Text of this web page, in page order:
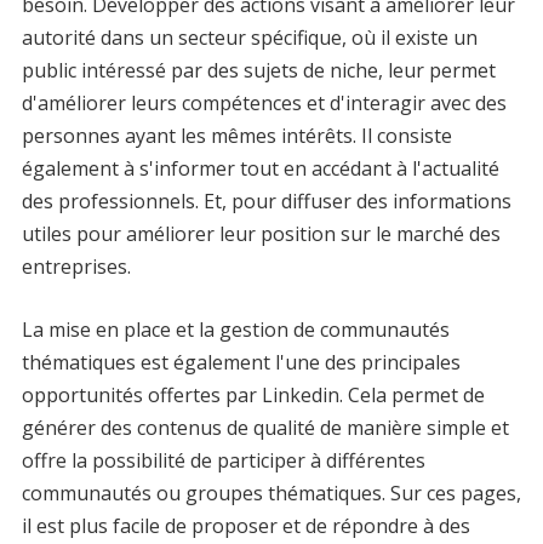
autorité dans un secteur spécifique, où il existe un
public intéressé par des sujets de niche, leur permet
d'améliorer leurs compétences et d'interagir avec des
personnes ayant les mêmes intérêts. Il consiste
également à s'informer tout en accédant à l'actualité
des professionnels. Et, pour diffuser des informations
utiles pour améliorer leur position sur le marché des
entreprises.
La mise en place et la gestion de communautés
thématiques est également l'une des principales
opportunités offertes par Linkedin. Cela permet de
générer des contenus de qualité de manière simple et
offre la possibilité de participer à différentes
communautés ou groupes thématiques. Sur ces pages,
il est plus facile de proposer et de répondre à des